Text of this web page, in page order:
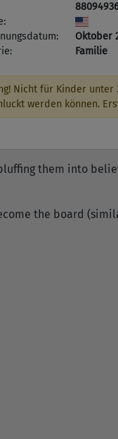
Oktober
Familie
Nicht für Kinder unter
werden können.
them into
the board